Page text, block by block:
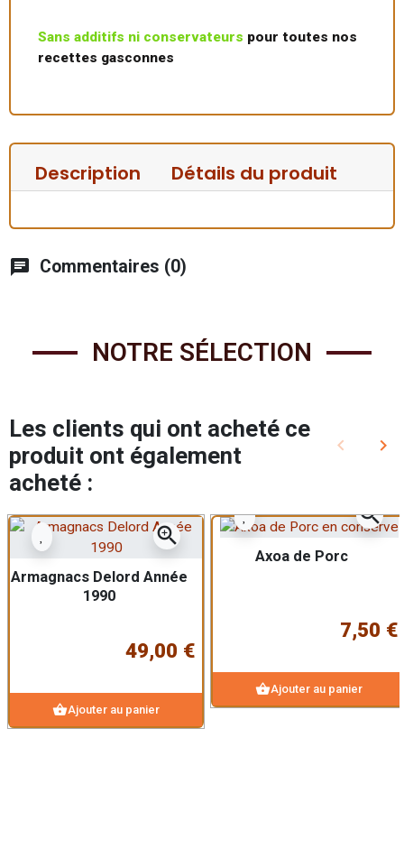
Sans additifs ni conservateurs pour toutes nos
recettes gasconnes
Description Détails du produit
chat Commentaires (0)
NOTRE SÉLECTION
Les clients qui ont acheté ce
produit ont également
acheté :
Précédent
keyboard_arrow_left keyboard_arrow_right
zoom_in
Armagnacs Delord Année
1990
49,00 €
shopping_basketAjouter au panier
zoom_in
Axoa de Porc
7,50 €
shopping_basketAjouter au panier